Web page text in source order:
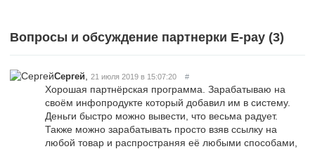
Вопросы и обсуждение партнерки E-pay (3)
Сергей 21 июля 2019 в 15:07:20 #
Хорошая партнёрская программа. Зарабатываю на
своём инфопродукте который добавил им в систему.
Деньги быстро можно вывести, что весьма радует.
Также можно зарабатывать просто взяв ссылку на
любой товар и распространяя её любыми способами,